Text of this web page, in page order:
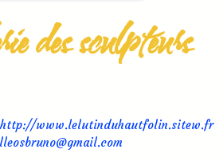
des sculpteurs
http://www.lelutinduhautfolin.sitew.fr